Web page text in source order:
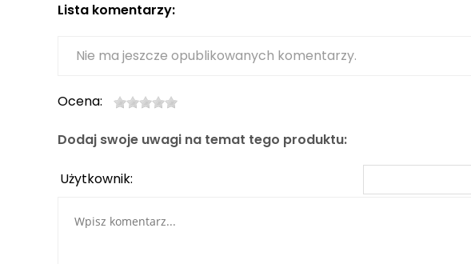
Lista komentarzy:
Nie ma jeszcze opublikowanych komentarzy.
Ocena:
Dodaj swoje uwagi na temat tego produktu:
Użytkownik: